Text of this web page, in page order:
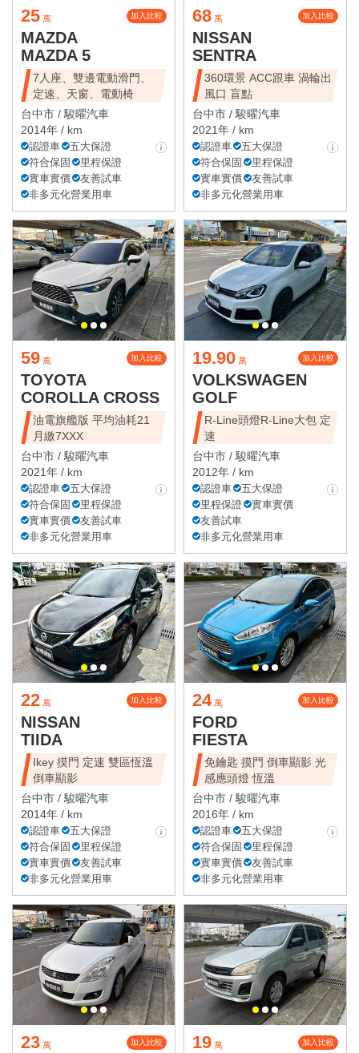
25 萬 加入比較
MAZDA
MAZDA 5
7人座、雙邊電動滑門、
定速、天窗、電動椅
台中市 / 駿曜汽車
2014年 / km
認證車
五大保證
符合保固
里程保證
實車實價
友善試車
非多元化營業用車
68 萬 加入比較
NISSAN
SENTRA
360環景 ACC跟車 渦輪出
風口 盲點
台中市 / 駿曜汽車
2021年 / km
認證車
五大保證
符合保固
里程保證
實車實價
友善試車
非多元化營業用車
59 萬 加入比較
TOYOTA
COROLLA CROSS
油電旗艦版 平均油耗21
月繳7XXX
台中市 / 駿曜汽車
2021年 / km
認證車
五大保證
符合保固
里程保證
實車實價
友善試車
非多元化營業用車
19.90 萬 加入比較
VOLKSWAGEN
GOLF
R-Line頭燈R-Line大包 定
速
台中市 / 駿曜汽車
2012年 / km
認證車
五大保證
里程保證
實車實價
友善試車
非多元化營業用車
22 萬 加入比較
NISSAN
TIIDA
Ikey 摸門 定速 雙區恆溫
倒車顯影
台中市 / 駿曜汽車
2014年 / km
認證車
五大保證
符合保固
里程保證
實車實價
友善試車
非多元化營業用車
24 萬 加入比較
FORD
FIESTA
免鑰匙 摸門 倒車顯影 光
感應頭燈 恆溫
台中市 / 駿曜汽車
2016年 / km
認證車
五大保證
符合保固
里程保證
實車實價
友善試車
非多元化營業用車
23 萬 加入比較 19 萬 加入比較